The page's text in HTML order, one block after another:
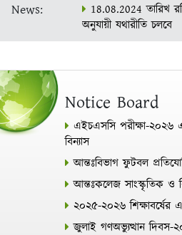
News:
18.08.2024 তারিখ
অনুযায়ী যথারীতি চলবে
Notice Board
এইচএসসি পরীক্ষা-
বিন্যাস
আন্তঃবিভাগ ফুটবল
আন্তঃকলেজ সাংস্কৃতিক ও
২০২৫-২০২৬ শিক্ষাবর্ষের
জুলাই গণঅভ্যুত্থান দিবস-